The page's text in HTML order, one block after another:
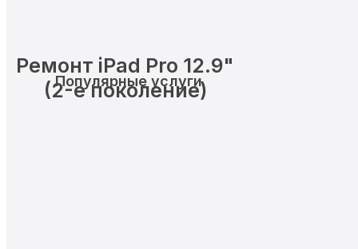
Ремонт iPad Pro 12.9"
(2-е поколение)
Популярные услуги